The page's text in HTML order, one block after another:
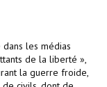
les médias
de la liberté »,
la guerre froide,